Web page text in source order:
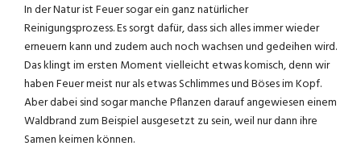
In der Natur ist Feuer sogar ein ganz natürlicher
Reinigungsprozess. Es sorgt dafür, dass sich alles immer wieder
erneuern kann und zudem auch noch wachsen und gedeihen wird.
Das klingt im ersten Moment vielleicht etwas komisch, denn wir
haben Feuer meist nur als etwas Schlimmes und Böses im Kopf.
Aber dabei sind sogar manche Pflanzen darauf angewiesen einem
Waldbrand zum Beispiel ausgesetzt zu sein, weil nur dann ihre
Samen keimen können.